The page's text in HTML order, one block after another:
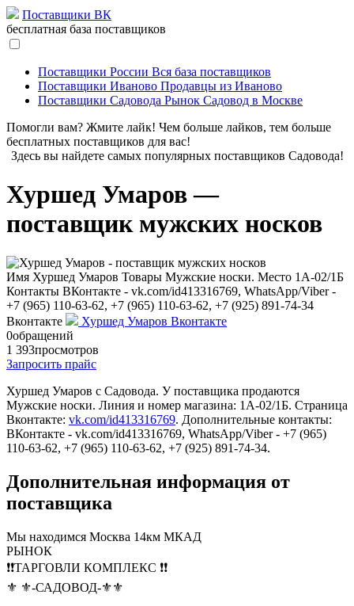
Поставщики ВК
бесплатная база поставщиков
Поставщики России Вся база поставщиков
Поставщики Иваново Продавцы из Иваново
Поставщики Садовода Рынок Садовод в Москве
Помогли вам? Жмите лайк! Чем больше лайков, тем больше
бесплатных поставщиков для вас!
Здесь вы найдете самых популярных поставщиков Садовода!
Хуршед Умаров —
поставщик мужских носков
Имя Хуршед Умаров Товары Мужские носки. Место 1А-02/1Б
Контакты ВКонтакте - vk.com/id413316769, WhatsApp/Viber -
+7 (965) 110-63-62, +7 (965) 110-63-62, +7 (925) 891-74-34
Вконтакте
Хуршед Умаров Вконтакте
0обращений
1 393просмотров
Запросить прайс
Хуршед Умаров c Садовода. У поставщика продаются
Мужские носки. Линия и номер магазина: 1А-02/1Б. Страница
Вконтакте: vk.com/id413316769. Дополнительные контакты:
ВКонтакте - vk.com/id413316769, WhatsApp/Viber - +7 (965)
110-63-62, +7 (965) 110-63-62, +7 (925) 891-74-34.
Дополнительная информация от
поставщика
Мы находимся Москва 14км МКАД
РЫНОК
❗❗ТАРГОВЛИ КОМПЛЕКС ❗❗
⚜ ⚜-САДОВОД-⚜⚜